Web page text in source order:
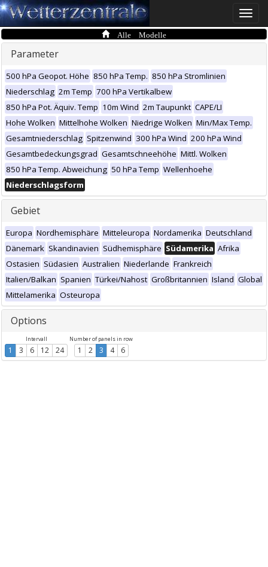
Toggle
Alle Modelle
Parameter
500 hPa Geopot. Höhe 850 hPa Temp. 850 hPa Stromlinien
Niederschlag 2m Temp 700 hPa Vertikalbew
850 hPa Pot. Äquiv. Temp 10m Wind 2m Taupunkt CAPE/LI
Hohe Wolken Mittelhohe Wolken Niedrige Wolken Min/Max Temp.
Gesamtniederschlag Spitzenwind 300 hPa Wind 200 hPa Wind
Gesamtbedeckungsgrad Gesamtschneehöhe Mittl. Wolken
850 hPa Temp. Abweichung 50 hPa Temp Wellenhoehe
Niederschlagsform
Gebiet
Europa Nordhemisphäre Mitteleuropa Nordamerika Deutschland
Dänemark Skandinavien Südhemisphäre Südamerika Afrika
Ostasien Südasien Australien Niederlande Frankreich
Italien/Balkan Spanien Türkei/Nahost Großbritannien Island Global
Mittelamerika Osteuropa
Options
Intervall
1 3 6 12 24
Number of panels in row
1 2 3 4 6